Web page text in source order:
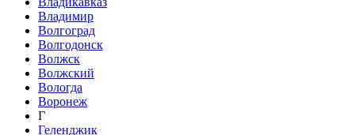
Владимир
Волгоград
Волгодонск
Волжск
Волжский
Вологда
Воронеж
Г
Геленджик